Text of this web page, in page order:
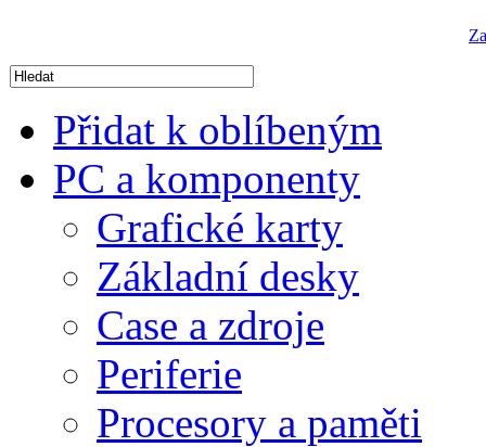
Přidat k oblíbeným
PC a komponenty
Grafické karty
Základní desky
Case a zdroje
Periferie
Procesory a paměti